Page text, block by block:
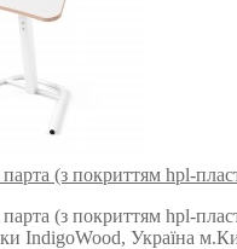
(з покриттям hpl-
(з покриттям hpl-
IndigoWood, Україна